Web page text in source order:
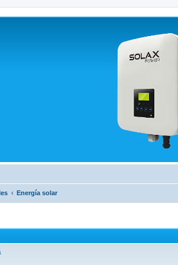
solares Solax y temas relacionados.
Energía solar